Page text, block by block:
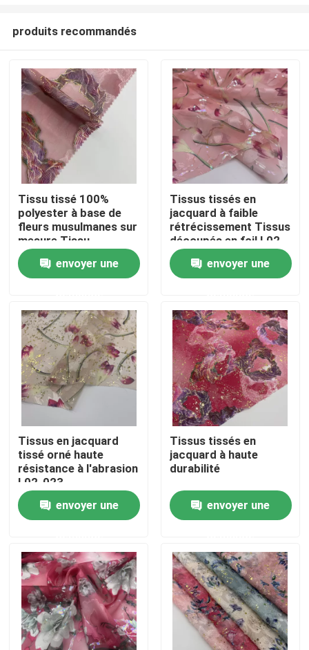
Accueil
Contacts
Produits
Vidéos
Terry Fabric français
Tissu visqueux de toile
Tissu de laine polaire
Shell Fabric molle
Tissus de broderie en coton
produits recommandés
Tissu tissé 100%
polyester à base de
fleurs musulmanes sur
mesure Tissu
jacquard à couleur
pure
envoyer une
Tissus tissés en
jacquard à faible
rétrécissement Tissus
découpés en foil L02-
026
envoyer une
Tissus en jacquard
tissé orné haute
résistance à l'abrasion
L02-023
envoyer une
Tissus tissés en
jacquard à haute
durabilité
envoyer une